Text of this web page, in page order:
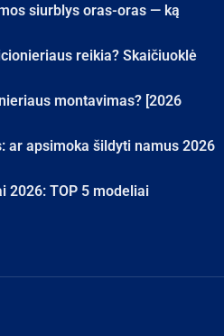
siurblys oras-oras — ką
reikia? Skaičiuoklė
montavimas? [2026
ar apsimoka šildyti namus 2026
2026: TOP 5 modeliai